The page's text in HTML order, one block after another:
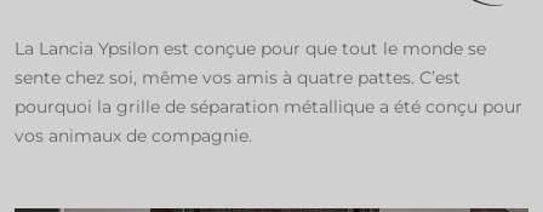
La Lancia Ypsilon est conçue pour que tout le monde se
sente chez soi, même vos amis à quatre pattes. C’est
pourquoi la grille de séparation métallique a été conçu pour
vos animaux de compagnie.